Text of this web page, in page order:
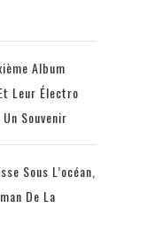
Album
Leur Électro
Souvenir
Sous L’océan,
De La